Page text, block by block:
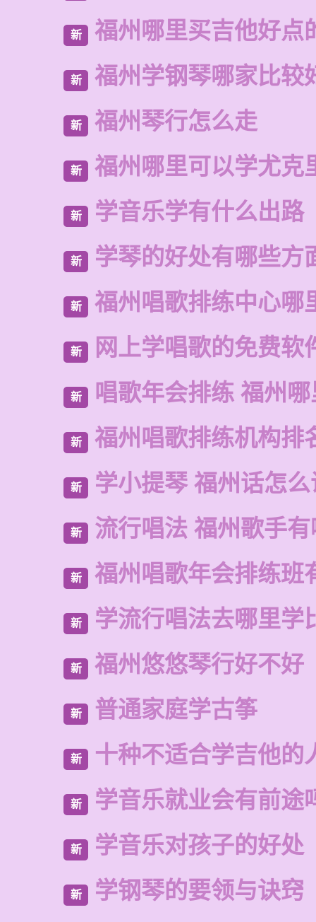
新 福州哪里买吉他好点
新 福州学钢琴哪家比较
新 福州琴行怎么走
新 福州哪里可以学尤克
新 学音乐学有什么出路
新 学琴的好处有哪些方
新 福州唱歌排练中心哪
新 网上学唱歌的免费软
新 唱歌年会排练 福州
新 福州唱歌排练机构排
新 学小提琴 福州话怎
新 流行唱法 福州歌手
新 福州唱歌年会排练班
新 学流行唱法去哪里学
新 福州悠悠琴行好不好
新 普通家庭学古筝
新 十种不适合学吉他的
新 学音乐就业会有前途
新 学音乐对孩子的好处
新 学钢琴的要领与诀窍